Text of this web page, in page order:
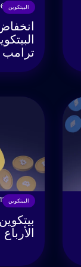
البيتكوين
2025
البيتكوين
2024